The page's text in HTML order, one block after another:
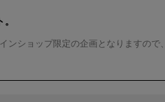
ショップ限定の企画となりますので、